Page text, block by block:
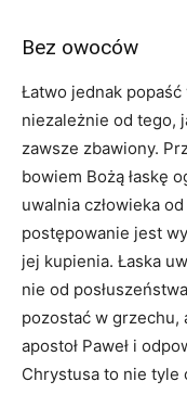
Bez owoców
Łatwo jednak popaść
niezależnie od tego,
zawsze zbawiony.
bowiem Bożą łaskę
uwalnia człowieka
postępowanie jest
jej kupienia. Łaska
nie od
pozostać w grzechu,
apostoł Paweł i
Chrystusa to nie tyle